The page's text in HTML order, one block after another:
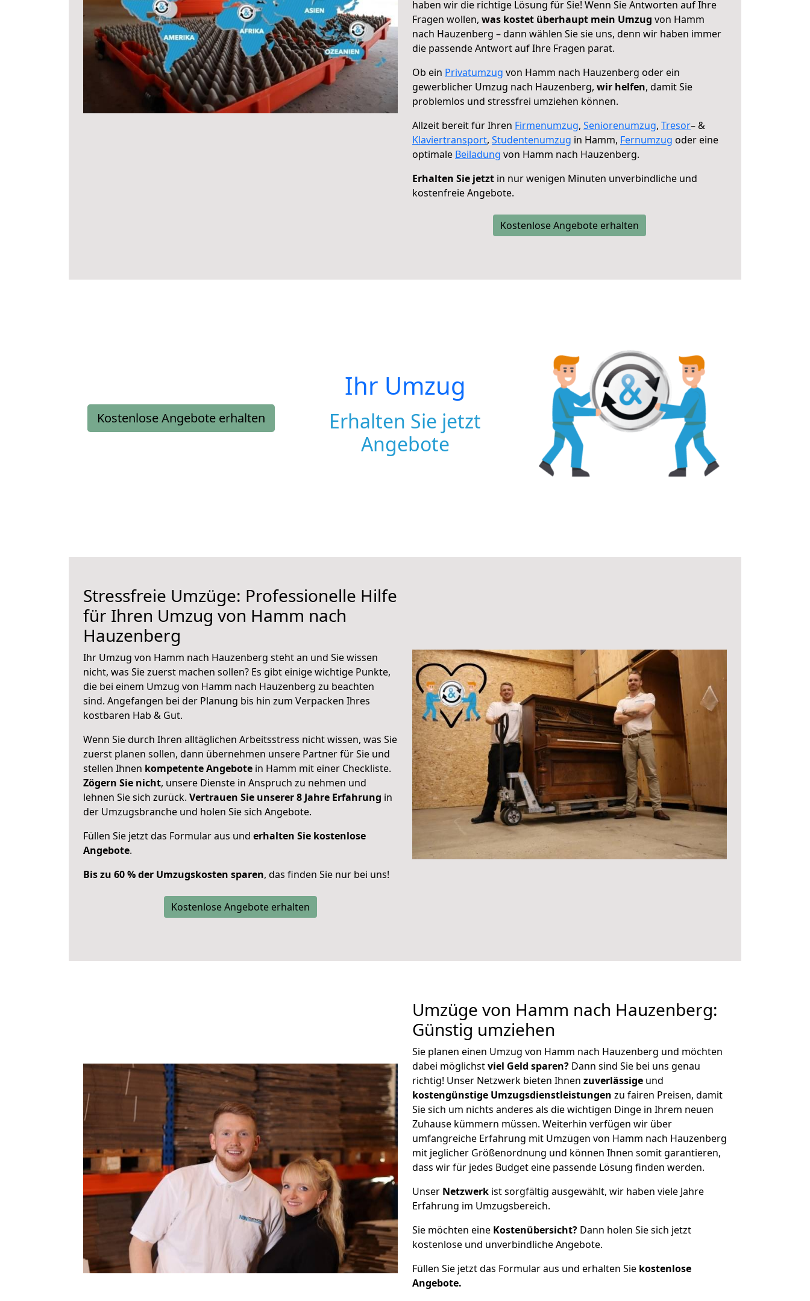
haben wir die richtige Lösung für Sie! Wenn Sie Antworten auf Ihre
Fragen wollen, was kostet überhaupt mein Umzug von Hamm
nach Hauzenberg – dann wählen Sie sie uns, denn wir haben immer
die passende Antwort auf Ihre Fragen parat.
Ob ein Privatumzug von Hamm nach Hauzenberg oder ein
gewerblicher Umzug nach Hauzenberg, wir helfen, damit Sie
problemlos und stressfrei umziehen können.
Allzeit bereit für Ihren Firmenumzug, Seniorenumzug, Tresor– &
Klaviertransport, Studentenumzug in Hamm, Fernumzug oder eine
optimale Beiladung von Hamm nach Hauzenberg.
Erhalten Sie jetzt in nur wenigen Minuten unverbindliche und
kostenfreie Angebote.
Kostenlose Angebote erhalten
Kostenlose Angebote erhalten
Ihr Umzug
Erhalten Sie jetzt
Angebote
Stressfreie Umzüge: Professionelle Hilfe
für Ihren Umzug von Hamm nach
Hauzenberg
Ihr Umzug von Hamm nach Hauzenberg steht an und Sie wissen
nicht, was Sie zuerst machen sollen? Es gibt einige wichtige Punkte,
die bei einem Umzug von Hamm nach Hauzenberg zu beachten
sind. Angefangen bei der Planung bis hin zum Verpacken Ihres
kostbaren Hab & Gut.
Wenn Sie durch Ihren alltäglichen Arbeitsstress nicht wissen, was Sie
zuerst planen sollen, dann übernehmen unsere Partner für Sie und
stellen Ihnen kompetente Angebote in Hamm mit einer Checkliste.
Zögern Sie nicht, unsere Dienste in Anspruch zu nehmen und
lehnen Sie sich zurück. Vertrauen Sie unserer 8 Jahre Erfahrung in
der Umzugsbranche und holen Sie sich Angebote.
Füllen Sie jetzt das Formular aus und erhalten Sie kostenlose
Angebote.
Bis zu 60 % der Umzugskosten sparen, das finden Sie nur bei uns!
Kostenlose Angebote erhalten
Umzüge von Hamm nach Hauzenberg:
Günstig umziehen
Sie planen einen Umzug von Hamm nach Hauzenberg und möchten
dabei möglichstviel Geld sparen? Dann sind Sie bei uns genau
richtig! Unser Netzwerk bieten Ihnen zuverlässige und
kostengünstige Umzugsdienstleistungen zu fairen Preisen, damit
Sie sich um nichts anderes als die wichtigen Dinge in Ihrem neuen
Zuhause kümmern müssen. Weiterhin verfügen wir über
umfangreiche Erfahrung mit Umzügen von Hamm nach Hauzenberg
mit jeglicher Größenordnung und können Ihnen somit garantieren,
dass wir für jedes Budget eine passende Lösung finden werden.
Unser Netzwerk ist sorgfältig ausgewählt, wir haben viele Jahre
Erfahrung im Umzugsbereich.
Sie möchten eine Kostenübersicht? Dann holen Sie sich jetzt
kostenlose und unverbindliche Angebote.
Füllen Sie jetzt das Formular aus und erhalten Sie kostenlose
Angebote.